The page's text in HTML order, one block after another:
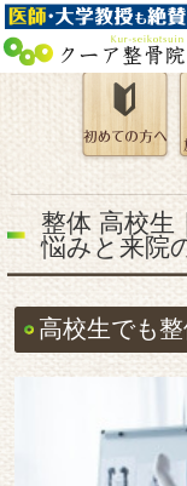
整体 高校生
悩みと来院
高校生でも